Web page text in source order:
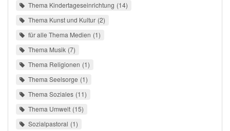
Thema Kindertageseinrichtung 14
Thema Kunst und Kultur 2
für alle Thema Medien 1
Thema Musik 7
Thema Religionen 1
Thema Seelsorge 1
Thema Soziales 11
Thema Umwelt 15
Sozialpastoral 1